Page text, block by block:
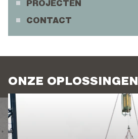
PROJECTEN
CONTACT
ONZE OPLOSSINGEN